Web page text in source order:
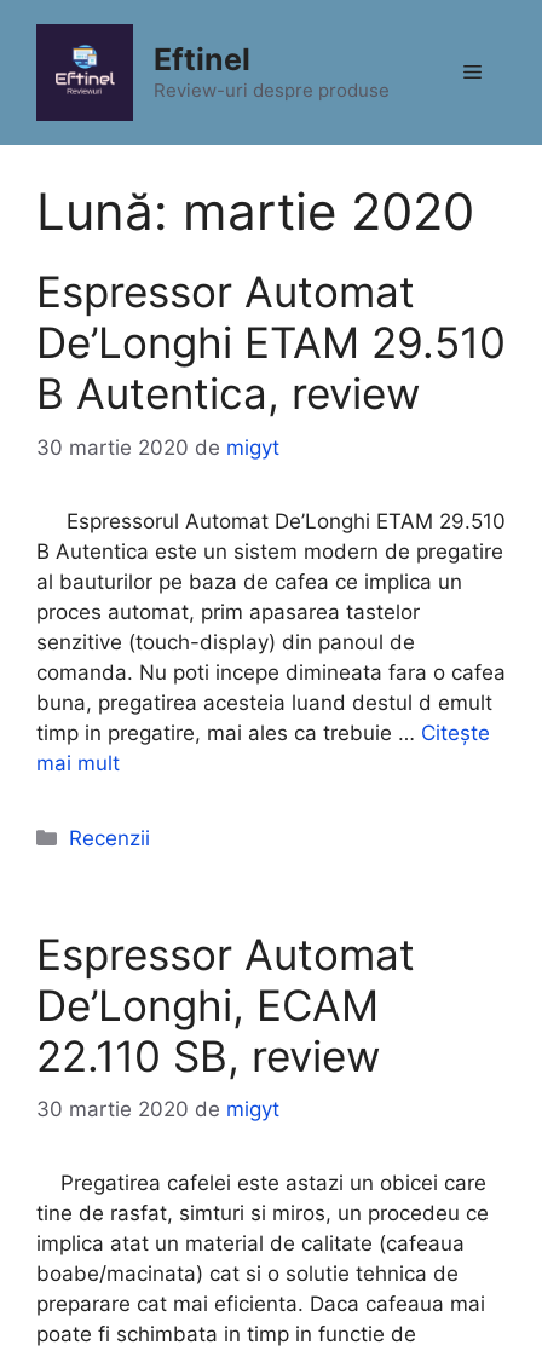
conținut
Eftinel
Review-uri despre produse
Meniu
Lună: martie 2020
Espressor Automat
De’Longhi ETAM 29.510
B Autentica, review
30 martie 2020 de migyt
Espressorul Automat De’Longhi ETAM 29.510
B Autentica este un sistem modern de pregatire
al bauturilor pe baza de cafea ce implica un
proces automat, prim apasarea tastelor
senzitive (touch-display) din panoul de
comanda. Nu poti incepe dimineata fara o cafea
buna, pregatirea acesteia luand destul d emult
timp in pregatire, mai ales ca trebuie … Citește
mai mult
Categorii
Recenzii
Espressor Automat
De’Longhi, ECAM
22.110 SB, review
30 martie 2020 de migyt
Pregatirea cafelei este astazi un obicei care
tine de rasfat, simturi si miros, un procedeu ce
implica atat un material de calitate (cafeaua
boabe/macinata) cat si o solutie tehnica de
preparare cat mai eficienta. Daca cafeaua mai
poate fi schimbata in timp in functie de